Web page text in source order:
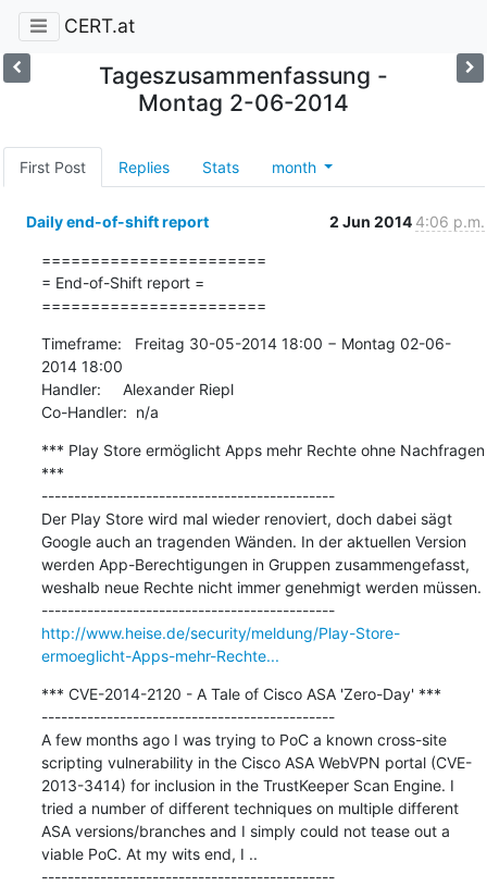
CERT.at
Tageszusammenfassung -
Montag 2-06-2014
First Post Replies Stats month
Daily end-of-shift report 2 Jun 2014 4:06 p.m.
=======================
= End-of-Shift report =
=======================
Timeframe:   Freitag 30-05-2014 18:00 − Montag 02-06-
2014 18:00
Handler:     Alexander Riepl
Co-Handler:  n/a
*** Play Store ermöglicht Apps mehr Rechte ohne Nachfragen
***
---------------------------------------------
Der Play Store wird mal wieder renoviert, doch dabei sägt
Google auch an tragenden Wänden. In der aktuellen Version
werden App-Berechtigungen in Gruppen zusammengefasst,
weshalb neue Rechte nicht immer genehmigt werden müssen.
---------------------------------------------
http://www.heise.de/security/meldung/Play-Store-
ermoeglicht-Apps-mehr-Rechte...
*** CVE-2014-2120 - A Tale of Cisco ASA 'Zero-Day' ***
---------------------------------------------
A few months ago I was trying to PoC a known cross-site
scripting vulnerability in the Cisco ASA WebVPN portal (CVE-
2013-3414) for inclusion in the TrustKeeper Scan Engine. I
tried a number of different techniques on multiple different
ASA versions/branches and I simply could not tease out a
viable PoC. At my wits end, I ..
---------------------------------------------